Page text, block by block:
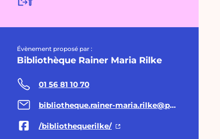
Évènement proposé par :
Bibliothèque Rainer Maria Rilke
01 56 81 10 70
bibliotheque.rainer-maria.rilke@paris.fr
/bibliothequerilke/